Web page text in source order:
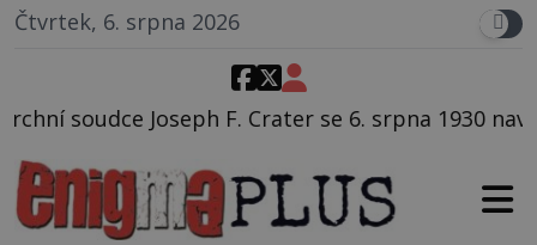
Čtvrtek, 6. srpna 2026
Crater se 6. srpna 1930 navečeří ve své